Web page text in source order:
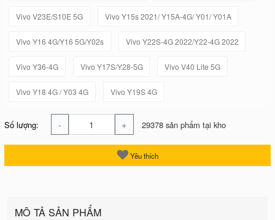
Vivo V23E/S10E 5G Vivo Y15s 2021/ Y15A-4G/ Y01/ Y01A
Vivo Y16 4G/Y16 5G/Y02s Vivo Y22S-4G 2022/Y22-4G 2022
Vivo Y36-4G Vivo Y17S/Y28-5G Vivo V40 Lite 5G
Vivo Y18 4G / Y03 4G Vivo Y19S 4G
Số lượng: - + 29378 sản phẩm tại kho
Yêu thích
MÔ TẢ SẢN PHẨM